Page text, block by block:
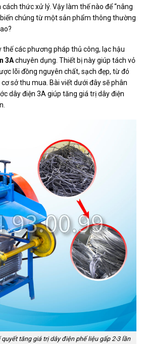
thức xử lý. Vậy làm thế nào để “nâng
biến chúng từ một sản phẩm thông thường
thế các phương pháp thủ công, lạc hậu
3Achuyên dụng. Thiết bị này giúp tách vỏ
lõi đồng nguyên chất, sạch đẹp, từ đó
sở thu mua. Bài viết dưới đây sẽ phân
dây điện 3A giúp tăng giá trị dây điện
tăng giá trị dây điện phế liệu gấp 2-3 lần